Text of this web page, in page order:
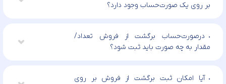
بر روی یک صورت‌حساب وجود دارد؟
درصورت‌حساب برگشت از فروش تعداد/
مقدار به چه صورت باید ثبت شود؟
آیا امکان ثبت برگشت از فروش بر روی